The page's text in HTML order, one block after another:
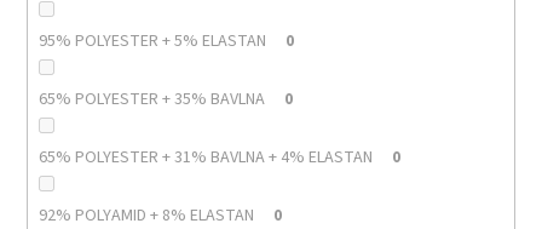
95% POLYESTER + 5% ELASTAN 0
65% POLYESTER + 35% BAVLNA 0
65% POLYESTER + 31% BAVLNA + 4% ELASTAN 0
92% POLYAMID + 8% ELASTAN 0